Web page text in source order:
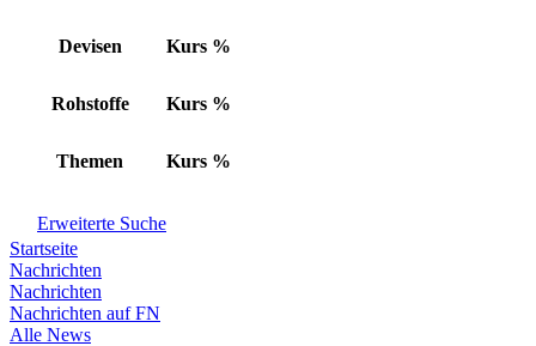
Devisen Kurs %
Rohstoffe Kurs %
Themen Kurs %
Erweiterte Suche
Startseite
Nachrichten
Nachrichten
Nachrichten auf FN
Alle News